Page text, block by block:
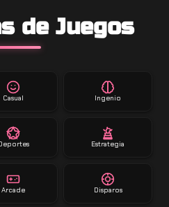
de Juegos
Casual Ingenio
Estrategia
Arcade Disparos